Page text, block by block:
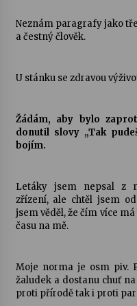
Neznám paragrafy jako
a čestný člověk.
U stánku se zdravou
Žádám, aby bylo
donutil slovy „Tak
bojím.
Letáky jsem nepsal z
zřízení, ale chtěl jsem
jsem věděl, že čím více
času na mě.
Moje norma je osm piv.
žaludek a dostanu chuť
proti přírodě tak i proti